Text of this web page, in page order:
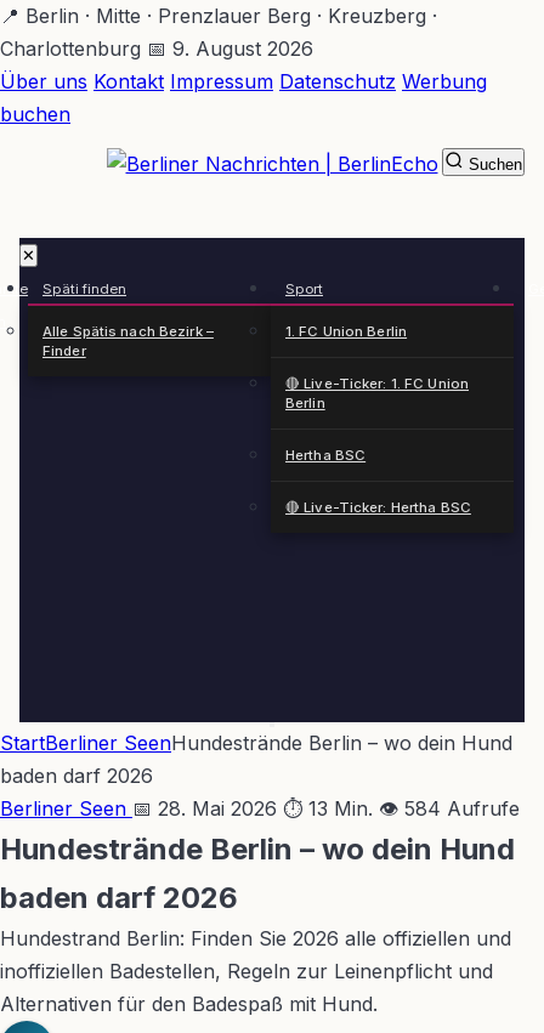
Zum
Hauptinhalt
springen
📍 Berlin · Mitte · Prenzlauer Berg · Kreuzberg ·
Charlottenburg 📅 9. August 2026
Über uns Kontakt Impressum Datenschutz Werbung
buchen
✕
Späti finden
Alle Spätis nach Bezirk –
Finder
Sport
1. FC Union Berlin
🔴 Live-Ticker: 1. FC Union
Berlin
Hertha BSC
🔴 Live-Ticker: Hertha BSC
Suchen
StartBerliner SeenHundestrände Berlin – wo dein Hund
baden darf 2026
Berliner Seen 📅 28. Mai 2026 ⏱ 13 Min. 👁 584 Aufrufe
Hundestrände Berlin – wo dein Hund
baden darf 2026
Hundestrand Berlin: Finden Sie 2026 alle offiziellen und
inoffiziellen Badestellen, Regeln zur Leinenpflicht und
Alternativen für den Badespaß mit Hund.